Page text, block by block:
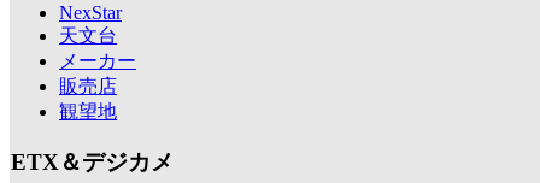
NexStar
天文台
メーカー
販売店
観望地
ETX＆デジカメ